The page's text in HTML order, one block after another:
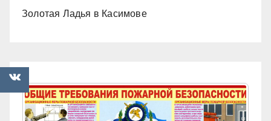
Золотая Ладья в Касимове